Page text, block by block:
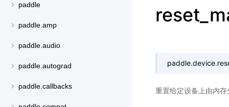
paddle
paddle.amp
paddle.audio
paddle.autograd
paddle.callbacks
paddle.device.
重置给定设备上由内